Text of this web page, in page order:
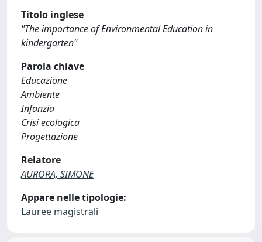
Titolo inglese
"The importance of Environmental Education in
kindergarten"
Parola chiave
Educazione
Ambiente
Infanzia
Crisi ecologica
Progettazione
Relatore
AURORA, SIMONE
Appare nelle tipologie:
Lauree magistrali